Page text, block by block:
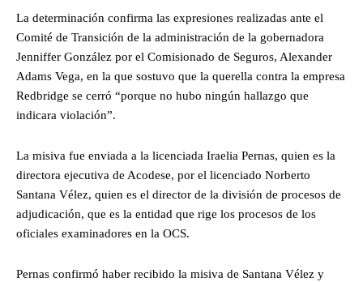
La determinación confirma las expresiones realizadas ante el
Comité de Transición de la administración de la gobernadora
Jenniffer González por el Comisionado de Seguros, Alexander
Adams Vega, en la que sostuvo que la querella contra la empresa
Redbridge se cerró “porque no hubo ningún hallazgo que
indicara violación”.
La misiva fue enviada a la licenciada Iraelia Pernas, quien es la
directora ejecutiva de Acodese, por el licenciado Norberto
Santana Vélez, quien es el director de la división de procesos de
adjudicación, que es la entidad que rige los procesos de los
oficiales examinadores en la OCS.
Pernas confirmó haber recibido la misiva de Santana Vélez y